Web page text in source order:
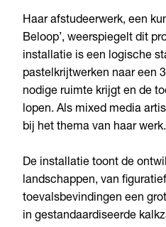
Haar afstudeerwerk, een
Beloop’, weerspiegelt dit
installatie is een logische
pastelkrijtwerken naar een
nodige ruimte krijgt en de
lopen. Als mixed media
bij het thema van haar werk.
De installatie toont de
landschappen, van
toevalsbevindingen een
in gestandaardiseerde